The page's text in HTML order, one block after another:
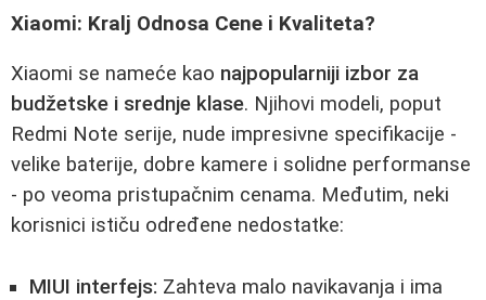
Xiaomi: Kralj Odnosa Cene i Kvaliteta?
Xiaomi se nameće kao najpopularniji izbor za
budžetske i srednje klase. Njihovi modeli, poput
Redmi Note serije, nude impresivne specifikacije -
velike baterije, dobre kamere i solidne performanse
- po veoma pristupačnim cenama. Međutim, neki
korisnici ističu određene nedostatke:
MIUI interfejs: Zahteva malo navikavanja i ima